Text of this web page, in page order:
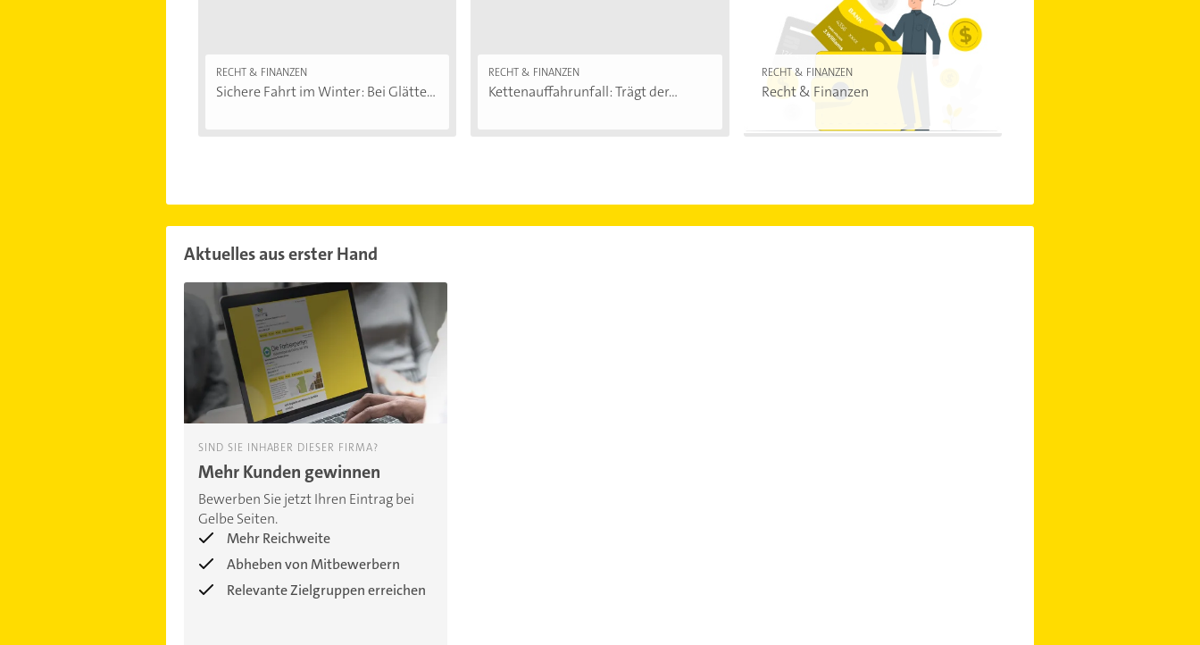
RECHT & FINANZEN
Sichere Fahrt im Winter: Bei Glätte...
RECHT & FINANZEN
Kettenauffahrunfall: Trägt der...
RECHT & FINANZEN
Recht & Finanzen
Aktuelles aus erster Hand
SIND SIE INHABER DIESER FIRMA?
Mehr Kunden gewinnen
Bewerben Sie jetzt Ihren Eintrag bei
Gelbe Seiten.
Mehr Reichweite
Abheben von Mitbewerbern
Relevante Zielgruppen erreichen